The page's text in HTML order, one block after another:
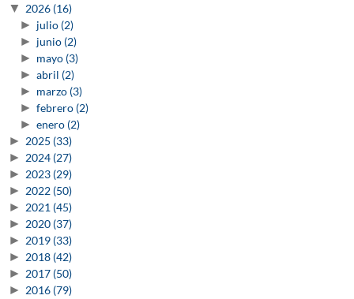
▼ 2026 (16)
► julio (2)
► junio (2)
► mayo (3)
► abril (2)
► marzo (3)
► febrero (2)
► enero (2)
► 2025 (33)
► 2024 (27)
► 2023 (29)
► 2022 (50)
► 2021 (45)
► 2020 (37)
► 2019 (33)
► 2018 (42)
► 2017 (50)
► 2016 (79)